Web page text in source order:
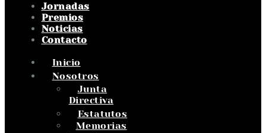
Jornadas
Premios
Noticias
Contacto
Inicio
Nosotros
Junta
Directiva
Estatutos
Memorias